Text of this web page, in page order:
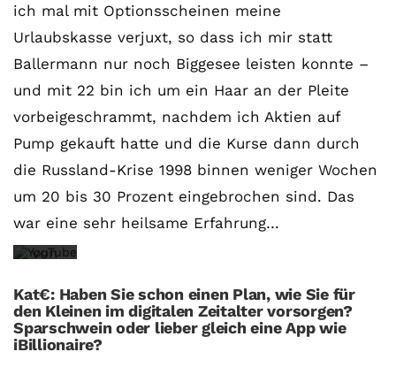
ich mal mit Optionsscheinen meine
Urlaubskasse verjuxt, so dass ich mir statt
Ballermann nur noch Biggesee leisten konnte –
und mit 22 bin ich um ein Haar an der Pleite
vorbeigeschrammt, nachdem ich Aktien auf
Pump gekauft hatte und die Kurse dann durch
die Russland-Krise 1998 binnen weniger Wochen
um 20 bis 30 Prozent eingebrochen sind. Das
war eine sehr heilsame Erfahrung…
Mit
dem
Laden
des
Videos
akzeptieren
Sie
die
Datenschutzerklärung
von
Mehr
erfahren
Kat€: Haben Sie schon einen Plan, wie Sie für
den Kleinen im digitalen Zeitalter vorsorgen?
Sparschwein oder lieber gleich eine App wie
iBillionaire?